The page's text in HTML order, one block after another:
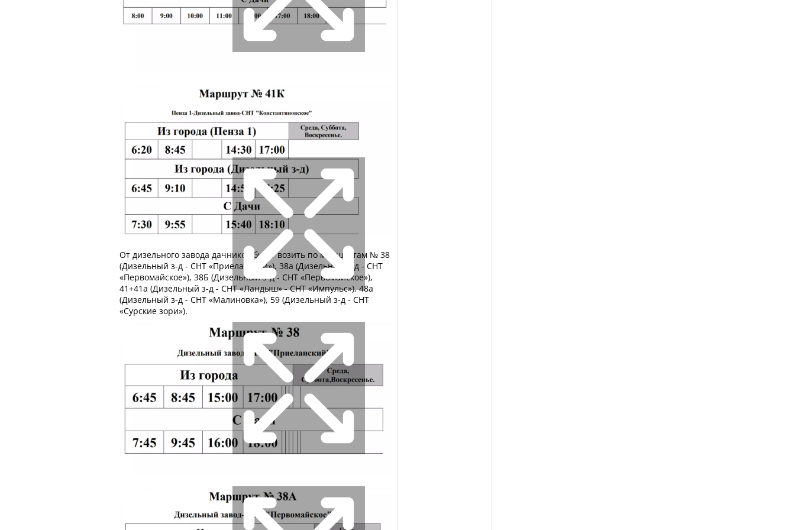
От дизельного завода дачников будут возить по маршрутам № 38
(Дизельный з-д - СНТ «Приеланский»), 38а (Дизельный з-д - СНТ
«Первомайское»), 38Б (Дизельный з-д - СНТ «Первомайское»),
41+41а (Дизельный з-д - СНТ «Ландыш» - СНТ «Импульс»), 48а
(Дизельный з-д - СНТ «Малиновка»), 59 (Дизельный з-д - СНТ
«Сурские зори»).